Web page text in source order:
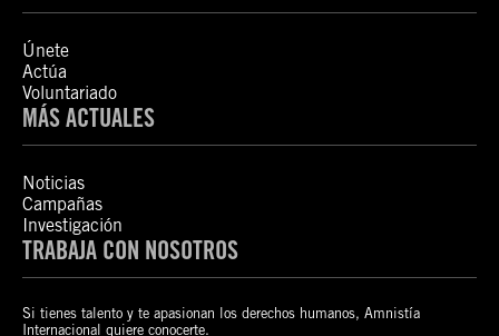
Únete
Actúa
Voluntariado
MÁS ACTUALES
Noticias
Campañas
Investigación
TRABAJA CON NOSOTROS
Si tienes talento y te apasionan los derechos humanos, Amnistía
Internacional quiere conocerte.